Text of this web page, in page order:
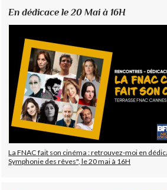
En dédicace le 20 Mai à 16H
La FNAC fait son cinéma : retrouvez-moi en
Symphonie des rêves", le 20 mai à 16H